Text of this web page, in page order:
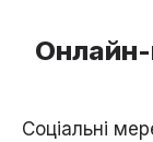
Онлайн-
Соціальні